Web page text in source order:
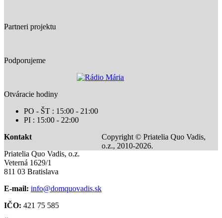
Partneri projektu
Podporujeme
Otváracie hodiny
PO - ŠT : 15:00 - 21:00
PI : 15:00 - 22:00
Kontakt
Priatelia Quo Vadis, o.z.
Veterná 1629/1
811 03 Bratislava
E-mail: info@domquovadis.sk
IČO: 421 75 585
Copyright © Priatelia Quo Vadis,
o.z., 2010-2026.